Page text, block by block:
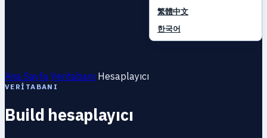
繁體中文
한국어
Ana Sayfa Veritabanı Hesaplayıcı
VERITABANI
Build hesaplayıcı